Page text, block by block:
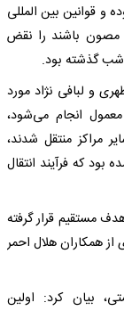
و قوانین بین المللی
مصون باشند را نقض
و لبافی نژاد مورد
انجام می‌شود،
مراکز منتقل شدند،
بود که فرآیند انتقال
۱۲ روز گذشته مورد هدف مستقیم قرار گرفته
از همکاران هلال احمر
بیان کرد: اولین